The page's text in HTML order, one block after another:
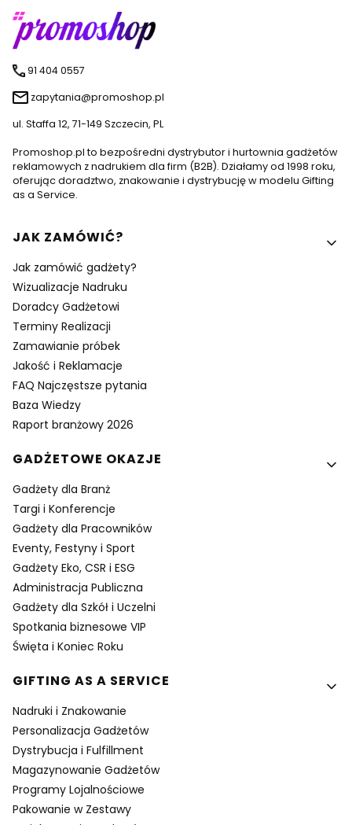
91 404 0557
zapytania@promoshop.pl
ul. Staffa 12, 71-149 Szczecin, PL
Promoshop.pl to bezpośredni dystrybutor i hurtownia gadżetów
reklamowych z nadrukiem dla firm (B2B). Działamy od 1998 roku,
oferując doradztwo, znakowanie i dystrybucję w modelu Gifting
as a Service.
Linki w stopce
JAK ZAMÓWIĆ?
Jak zamówić gadżety?
Wizualizacje Nadruku
Doradcy Gadżetowi
Terminy Realizacji
Zamawianie próbek
Jakość i Reklamacje
FAQ Najczęstsze pytania
Baza Wiedzy
Raport branżowy 2026
GADŻETOWE OKAZJE
Gadżety dla Branż
Targi i Konferencje
Gadżety dla Pracowników
Eventy, Festyny i Sport
Gadżety Eko, CSR i ESG
Administracja Publiczna
Gadżety dla Szkół i Uczelni
Spotkania biznesowe VIP
Święta i Koniec Roku
GIFTING AS A SERVICE
Nadruki i Znakowanie
Personalizacja Gadżetów
Dystrybucja i Fulfillment
Magazynowanie Gadżetów
Programy Lojalnościowe
Pakowanie w Zestawy